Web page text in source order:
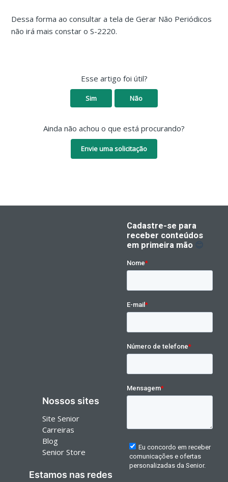
Dessa forma ao consultar a tela de Gerar Não Periódicos
não irá mais constar o S-2220.
Esse artigo foi útil?
Sim Não
Ainda não achou o que está procurando?
Envie uma solicitação
Nossos sites
Site Senior
Carreiras
Blog
Senior Store
Estamos nas redes